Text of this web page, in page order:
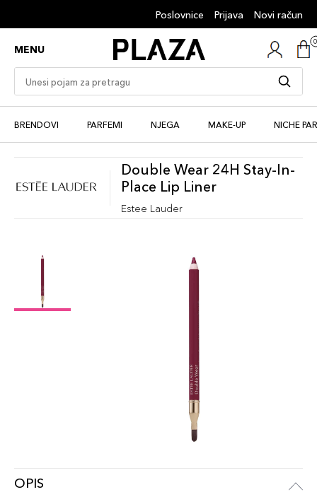
Poslovnice Prijava Novi račun
MENU
BRENDOVI PARFEMI NJEGA MAKE-UP NICHE
Double Wear 24H Stay-In-
Place Lip Liner
Estee Lauder
OPIS